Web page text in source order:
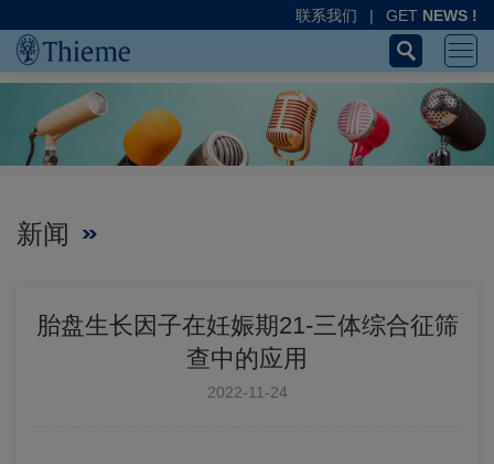
联系我们 | GET NEWS !
新闻
胎盘生长因子在妊娠期21-三体综合征筛
查中的应用
2022-11-24